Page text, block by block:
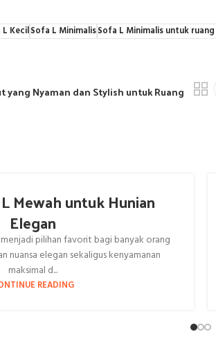
KecilSofa L MinimalisSofa L Minimalis untuk
yang Nyaman dan Stylish untuk Ruang
Mewah untuk Hunian
Elegan
pilihan favorit bagi banyak orang
nuansa elegan sekaligus kenyamanan
maksimal d...
READING